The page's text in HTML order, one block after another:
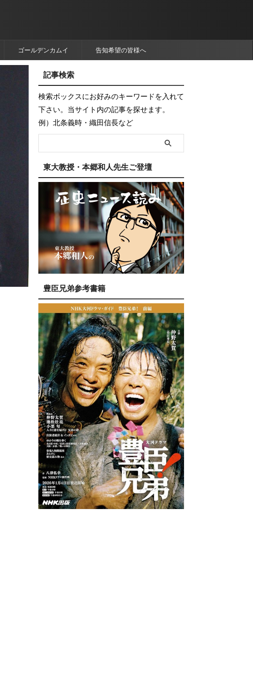
ゴールデンカムイ 告知希望の皆様へ
記事検索
検索ボックスにお好みのキーワードを入れて
下さい。当サイト内の記事を探せます。
例）北条義時・織田信長など
東大教授・本郷和人先生ご登壇
豊臣兄弟参考書籍